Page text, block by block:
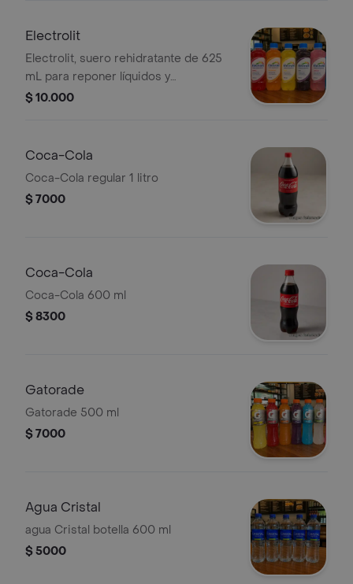
Electrolit
Electrolit, suero rehidratante de 625
mL para reponer líquidos y
electrolitos vitales. Sabores como
$ 10.000
Coca-Cola
Coca-Cola regular 1 litro
$ 7000
Coca-Cola
Coca-Cola 600 ml
$ 8300
Gatorade
Gatorade 500 ml
$ 7000
Agua Cristal
agua Cristal botella 600 ml
$ 5000